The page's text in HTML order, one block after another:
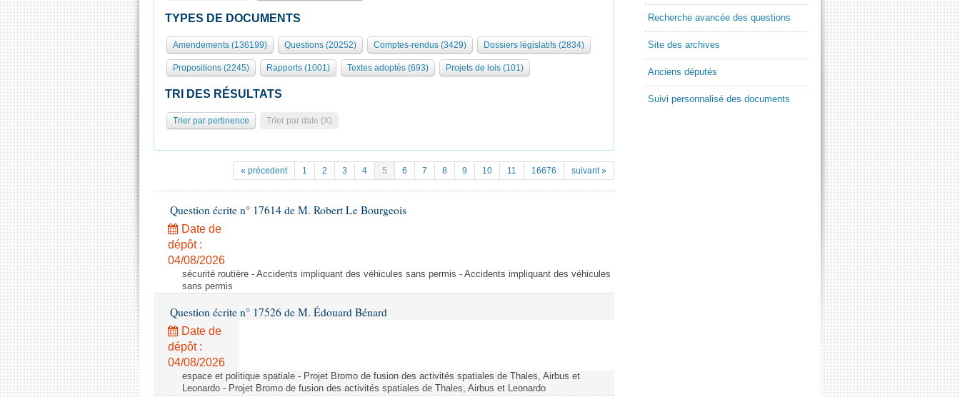
TYPES DE DOCUMENTS
Amendements (136199) Questions (20252) Comptes-rendus (3429) Dossiers législatifs (2834)
Propositions (2245) Rapports (1001) Textes adoptés (693) Projets de lois (101)
TRI DES RÉSULTATS
Trier par pertinence Trier par date (X)
« précedent 1 2 3 4 5 6 7 8 9 10 11 16676 suivant »
Question écrite n° 17614 de M. Robert Le Bourgeois
Date de
dépôt :
04/08/2026
sécurité routière - Accidents impliquant des véhicules sans permis - Accidents impliquant des véhicules
sans permis
Question écrite n° 17526 de M. Édouard Bénard
Date de
dépôt :
04/08/2026
espace et politique spatiale - Projet Bromo de fusion des activités spatiales de Thales, Airbus et
Leonardo - Projet Bromo de fusion des activités spatiales de Thales, Airbus et Leonardo
Recherche avancée des questions
Site des archives
Anciens députés
Suivi personnalisé des documents